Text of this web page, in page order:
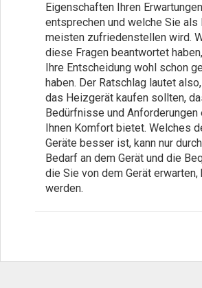
Eigenschaften Ihren
entsprechen und welche Sie als
meisten zufriedenstellen wird.
diese Fragen beantwortet
Ihre Entscheidung wohl schon
haben. Der Ratschlag lautet
das Heizgerät kaufen sollten,
Bedürfnisse und Anforderungen
Ihnen Komfort bietet. Welches
Geräte besser ist, kann nur
Bedarf an dem Gerät und die
die Sie von dem Gerät
werden.